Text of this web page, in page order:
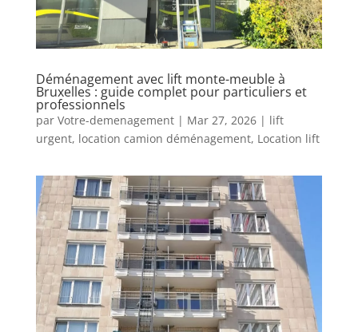
Déménagement avec lift monte-meuble à
Bruxelles : guide complet pour particuliers et
professionnels
par Votre-demenagement| Mar 27, 2026| lift
urgent, location camion déménagement, Location lift